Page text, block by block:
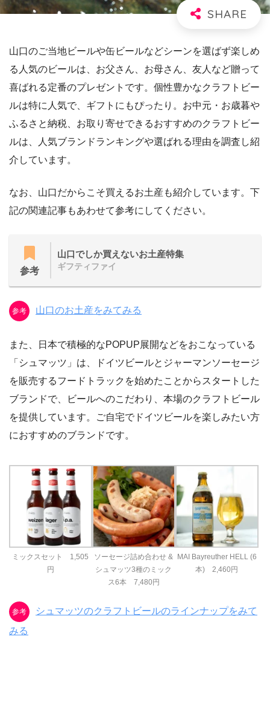
山口のご当地ビールや缶ビールなどシーンを選ばず楽しめ
る人気のビールは、お父さん、お母さん、友人など贈って
喜ばれる定番のプレゼントです。個性豊かなクラフトビー
ルは特に人気で、ギフトにもぴったり。お中元・お歳暮や
ふるさと納税、お取り寄せできるおすすめのクラフトビー
ルは、人気ブランドランキングや選ばれる理由を調査し紹
介しています。
なお、山口だからこそ買えるお土産も紹介しています。下
記の関連記事もあわせて参考にしてください。
参考
山口でしか買えないお土産特集
ギフティファイ
参考 山口のお土産をみてみる
また、日本で積極的なPOPUP展開などをおこなっている
「シュマッツ」は、ドイツビールとジャーマンソーセージ
を販売するフードトラックを始めたことからスタートした
ブランドで、ビールへのこだわり、本場のクラフトビール
を提供しています。ご自宅でドイツビールを楽しみたい方
におすすめのブランドです。
ミックスセット 1,505
円
ソーセージ詰め合わせ &
シュマッツ3種のミック
ス6本 7,480円
MAI Bayreuther HELL (6
本) 2,460円
参考
シュマッツのクラフトビールのラインナップをみて
みる